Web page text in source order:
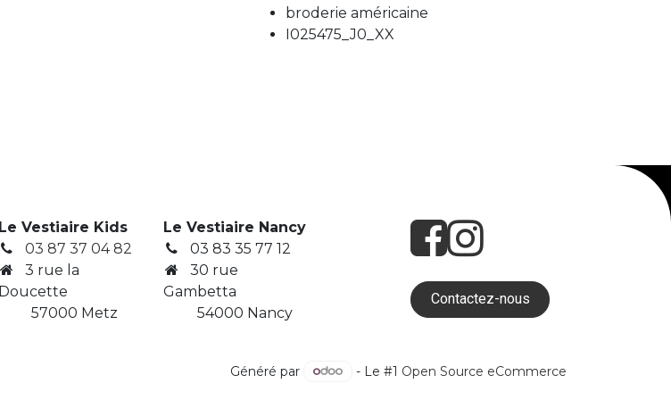
broderie américaine
I025475_J0_XX
Le Vestiaire Kids
03 87 37 04 82
3 rue la
Doucette
​ 57000 Metz
Le Vestiaire Nancy
03 83 35 77 12
30 rue
Gambetta
​ 54000 Nancy
Contactez-nous
Généré par - Le #1 Open Source eCommerce